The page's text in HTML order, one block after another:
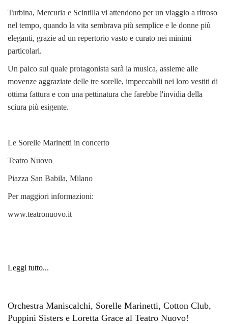
Turbina, Mercuria e Scintilla vi attendono per un viaggio a ritroso
nel tempo, quando la vita sembrava più semplice e le donne più
eleganti, grazie ad un repertorio vasto e curato nei minimi
particolari.
Un palco sul quale protagonista sarà la musica, assieme alle
movenze aggraziate delle tre sorelle, impeccabili nei loro vestiti di
ottima fattura e con una pettinatura che farebbe l'invidia della
sciura più esigente.
Le Sorelle Marinetti in concerto
Teatro Nuovo
Piazza San Babila, Milano
Per maggiori informazioni:
www.teatronuovo.it
Leggi tutto...
Orchestra Maniscalchi, Sorelle Marinetti, Cotton Club,
Puppini Sisters e Loretta Grace al Teatro Nuovo!